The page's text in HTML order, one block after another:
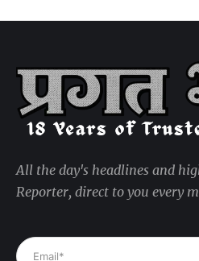
All the day's headlines and
Reporter, direct to you every